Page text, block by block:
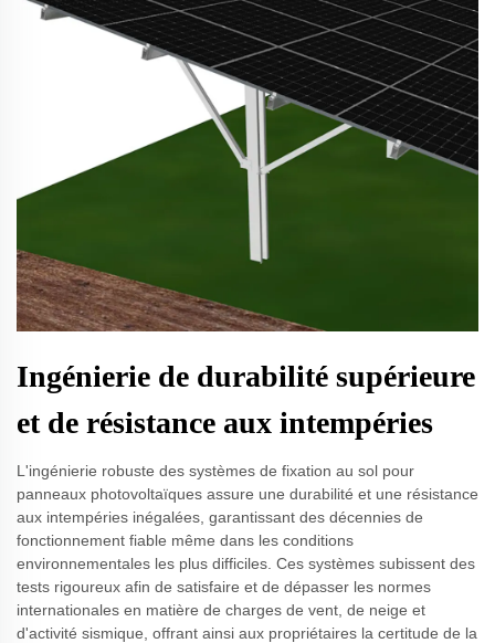
Ingénierie de durabilité supérieure
et de résistance aux intempéries
L'ingénierie robuste des systèmes de fixation au sol pour
panneaux photovoltaïques assure une durabilité et une résistance
aux intempéries inégalées, garantissant des décennies de
fonctionnement fiable même dans les conditions
environnementales les plus difficiles. Ces systèmes subissent des
tests rigoureux afin de satisfaire et de dépasser les normes
internationales en matière de charges de vent, de neige et
d'activité sismique, offrant ainsi aux propriétaires la certitude de la